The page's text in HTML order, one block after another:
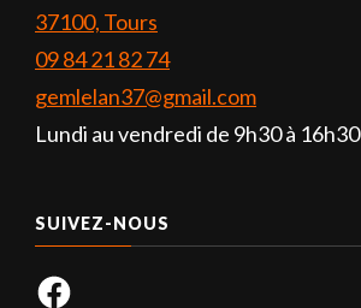
37100, Tours
09 84 21 82 74
gemlelan37@gmail.com
Lundi au vendredi de 9h30 à 16h30
SUIVEZ-NOUS
Facebook